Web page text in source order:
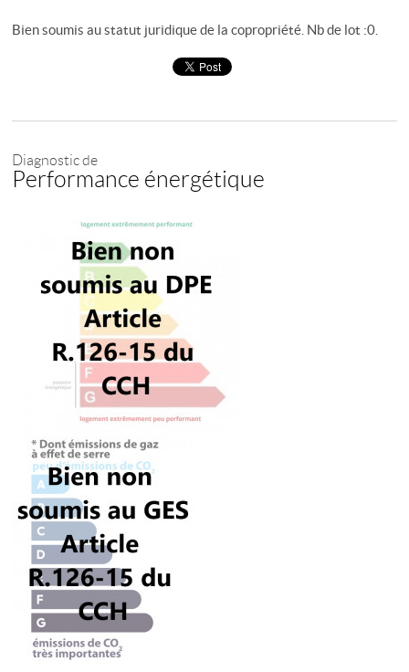
Bien soumis au statut juridique de la copropriété. Nb de lot :0.
Diagnostic de
Performance énergétique